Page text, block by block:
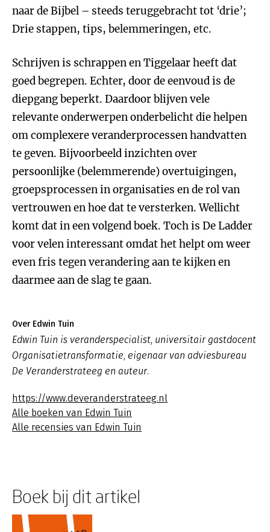
naar de Bijbel – steeds teruggebracht tot ‘drie’;
Drie stappen, tips, belemmeringen, etc.
Schrijven is schrappen en Tiggelaar heeft dat
goed begrepen. Echter, door de eenvoud is de
diepgang beperkt. Daardoor blijven vele
relevante onderwerpen onderbelicht die helpen
om complexere veranderprocessen handvatten
te geven. Bijvoorbeeld inzichten over
persoonlijke (belemmerende) overtuigingen,
groepsprocessen in organisaties en de rol van
vertrouwen en hoe dat te versterken. Wellicht
komt dat in een volgend boek. Toch is De Ladder
voor velen interessant omdat het helpt om weer
even fris tegen verandering aan te kijken en
daarmee aan de slag te gaan.
Over Edwin Tuin
Edwin Tuin is veranderspecialist, universitair gastdocent
Organisatietransformatie, eigenaar van adviesbureau
De Veranderstrateeg en auteur.
https://www.deveranderstrateeg.nl
Alle boeken van Edwin Tuin
Alle recensies van Edwin Tuin
Boek bij dit artikel